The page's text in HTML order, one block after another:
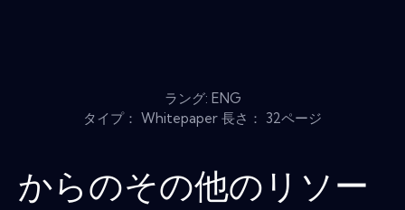
ラング: ENG
タイプ： Whitepaper 長さ： 32ページ
からのその他のリソー